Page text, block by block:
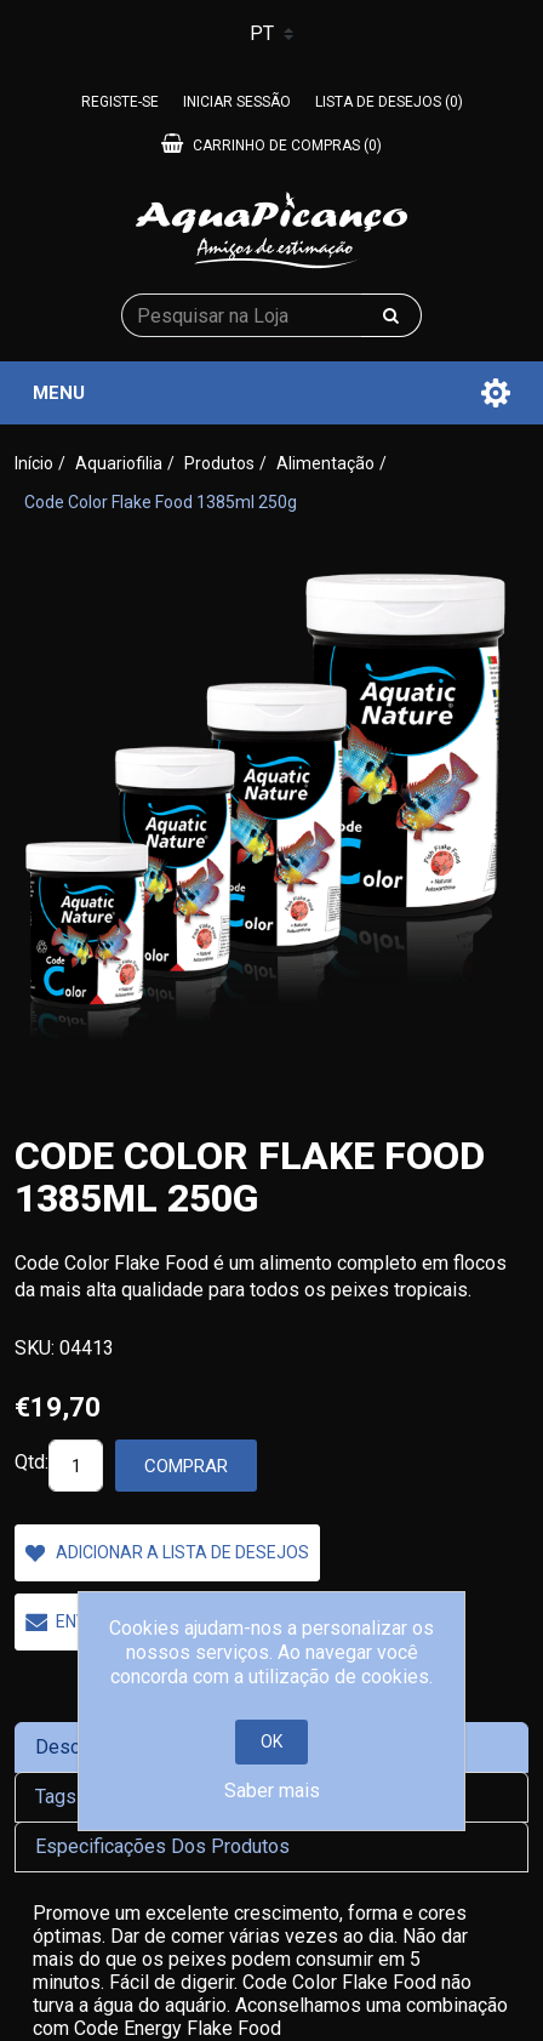
REGISTE-SE INICIAR SESSÃO LISTA DE DESEJOS (0)
CARRINHO DE COMPRAS (0)
MENU
Início / Aquariofilia / Produtos / Alimentação /
Code Color Flake Food 1385ml 250g
CODE COLOR FLAKE FOOD
1385ML 250G
Code Color Flake Food é um alimento completo em flocos
da mais alta qualidade para todos os peixes tropicais.
SKU: 04413
€19,70
Qtd: COMPRAR
ADICIONAR A LISTA DE DESEJOS
ENVIAR A UM AMIGO
Descrição
Tags De Produto
Especificações Dos Produtos
Promove um excelente crescimento, forma e cores
óptimas. Dar de comer várias vezes ao dia. Não dar
mais do que os peixes podem consumir em 5
minutos. Fácil de digerir. Code Color Flake Food não
turva a água do aquário. Aconselhamos uma combinação
com Code Energy Flake Food
Cookies ajudam-nos a personalizar os
nossos serviços. Ao navegar você
concorda com a utilização de cookies.
OK
Saber mais